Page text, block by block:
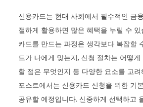
신용카드는 현대 사회에서 필수적인 금
절하게 활용하면 많은 혜택을 누릴 수
카드를 만드는 과정은 생각보다 복잡할
드가 나에게 맞는지, 신청 절차는 어떻
할 점은 무엇인지 등 다양한 요소를 고려
포스트에서는 신용카드 신청을 위한 기
공유할 예정입니다. 신중하게 선택하고